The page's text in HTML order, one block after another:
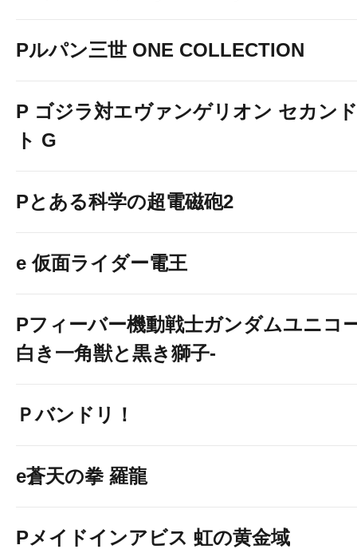
Pルパン三世 ONE COLLECTION
P ゴジラ対エヴァンゲリオン セカン
ト G
Pとある科学の超電磁砲2
e 仮面ライダー電王
Pフィーバー機動戦士ガンダムユニコ
白き一角獣と黒き獅子-
Ｐバンドリ！
e蒼天の拳 羅龍
Pメイドインアビス 虹の黄金域